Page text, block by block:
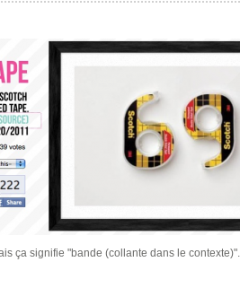
ça signifie "bande (collante dans le contexte)"...